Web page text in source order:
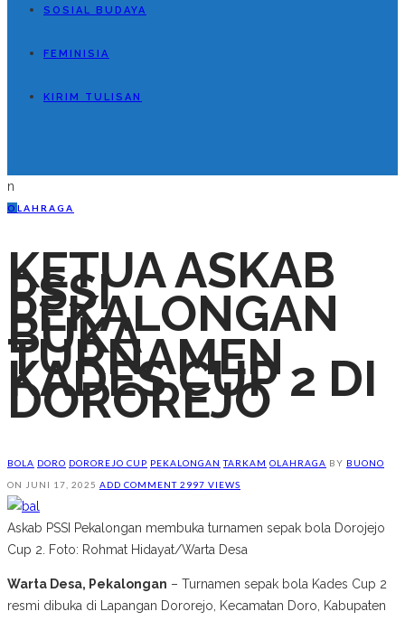
SOSIAL BUDAYA
FEMINISIA
KIRIM TULISAN
n
O LAHRAGA
KETUA ASKAB
PSSI
PEKALONGAN
BUKA
TURNAMEN
KADES CUP 2 DI
DOROREJO
BOLA DORO DOROREJO CUP PEKALONGAN TARKAM OLAHRAGA BY BUONO
ON
JUNI 17, 2025 ADD COMMENT 2997 VIEWS
Askab PSSI Pekalongan membuka turnamen sepak bola Dorojejo
Cup 2. Foto: Rohmat Hidayat/Warta Desa
Warta Desa, Pekalongan – Turnamen sepak bola Kades Cup 2
resmi dibuka di Lapangan Dororejo, Kecamatan Doro, Kabupaten